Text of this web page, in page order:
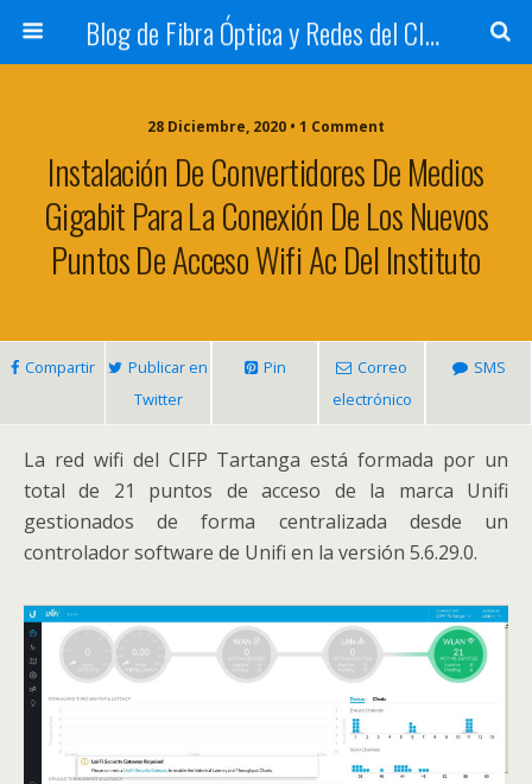
Blog de Fibra Óptica y Redes del CIFP Tartanga
28 Diciembre, 2020 • 1 Comment
Instalación De Convertidores De Medios
Gigabit Para La Conexión De Los Nuevos
Puntos De Acceso Wifi Ac Del Instituto
Compartir
Publicar en
Twitter
Pin
Correo
electrónico
SMS
La red wifi del CIFP Tartanga está formada por un
total de 21 puntos de acceso de la marca Unifi
gestionados de forma centralizada desde un
controlador software de Unifi en la versión 5.6.29.0.